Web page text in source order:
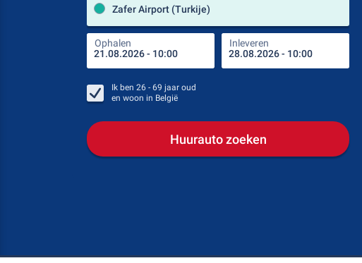
Zafer Airport (Turkije)
Ophalen Inleveren
Ik ben 26 - 69 jaar oud
en woon in België
Huurauto zoeken